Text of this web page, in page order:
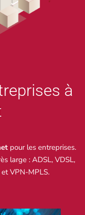
à
pour les entreprises.
large : ADSL, VDSL,
VPN-MPLS.